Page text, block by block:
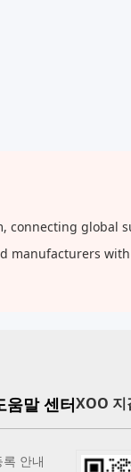
connecting global
manufacturers
움말 센터
록 안내
XOO 지